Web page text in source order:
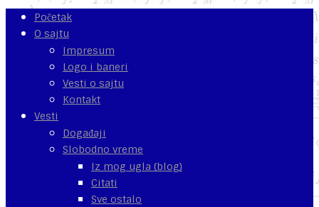
Početak
O sajtu
Impresum
Logo i baneri
Vesti o sajtu
Kontakt
Vesti
Događaji
Slobodno vreme
Iz mog ugla (blog)
Citati
Sve ostalo